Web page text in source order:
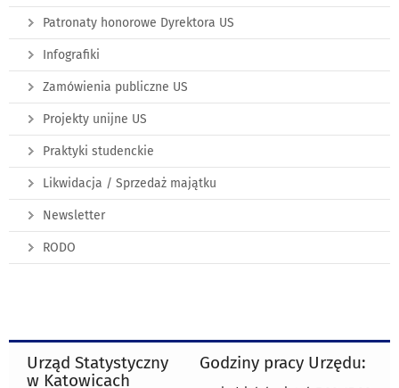
Patronaty honorowe Dyrektora US
Infografiki
Zamówienia publiczne US
Projekty unijne US
Praktyki studenckie
Likwidacja / Sprzedaż majątku
Newsletter
RODO
Urząd Statystyczny
w Katowicach
Godziny pracy Urzędu: